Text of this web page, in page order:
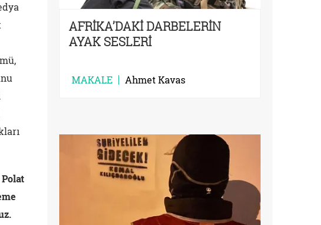
AFRİKA’DAKİ DARBELERİN
AYAK SESLERİ
MAKALE Ahmet Kavas